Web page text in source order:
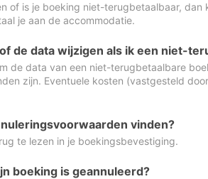
of is je boeking niet-terugbetaalbaar,
je aan de accommodatie.
de data wijzigen als ik een niet-
de data van een niet-terugbetaalbare
zijn. Eventuele kosten (vastgesteld
vinden?
te lezen in je boekingsbevestiging.
boeking is geannuleerd?